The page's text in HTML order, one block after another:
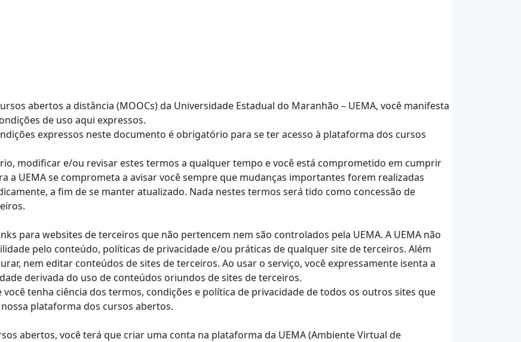
abertos a distância (MOOCs) da Universidade Estadual do Maranhão – UEMA, você manifesta
de uso aqui expressos.
expressos neste documento é obrigatório para se ter acesso à plataforma dos cursos
modificar e/ou revisar estes termos a qualquer tempo e você está comprometido em cumprir
a UEMA se comprometa a avisar você sempre que mudanças importantes forem realizadas
a fim de se manter atualizado. Nada nestes termos será tido como concessão de
para websites de terceiros que não pertencem nem são controlados pela UEMA. A UEMA não
pelo conteúdo, políticas de privacidade e/ou práticas de qualquer site de terceiros. Além
nem editar conteúdos de sites de terceiros. Ao usar o serviço, você expressamente isenta a
derivada do uso de conteúdos oriundos de sites de terceiros.
você tenha ciência dos termos, condições e política de privacidade de todos os outros sites que
plataforma dos cursos abertos.
abertos, você terá que criar uma conta na plataforma da UEMA (Ambiente Virtual de